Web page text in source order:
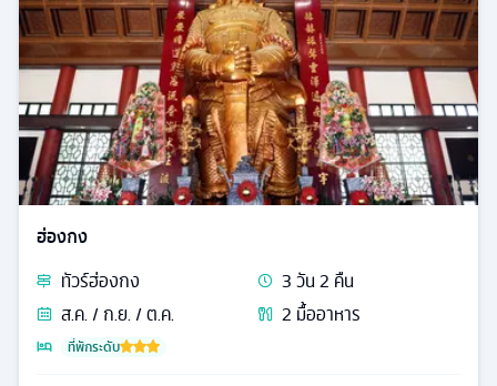
ฮ่องกง
ทัวร์ฮ่องกง 3วัน2 คืน
ส.ค. / ก.ย. / ต.ค.
2 มื้ออาหาร
ที่พักระดับ